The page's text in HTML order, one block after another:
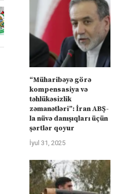
İsrail “Gideonun Arabaları”
“Müharibəyə görə
kompensasiya və
təhlükəsizlik
zəmanətləri”: İran ABŞ-
la nüvə danışıqları üçün
şərtlər qoyur
İyul 31, 2025